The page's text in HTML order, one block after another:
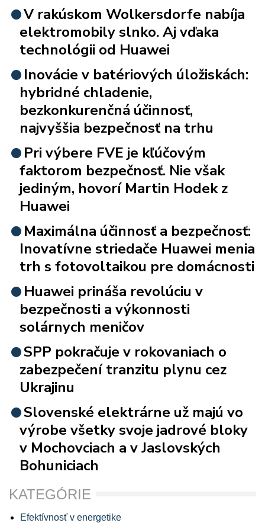
V rakúskom Wolkersdorfe nabíja
elektromobily slnko. Aj vďaka
technológii od Huawei
Inovácie v batériových úložiskách:
hybridné chladenie,
bezkonkurenčná účinnosť,
najvyššia bezpečnosť na trhu
Pri výbere FVE je kľúčovým
faktorom bezpečnosť. Nie však
jediným, hovorí Martin Hodek z
Huawei
Maximálna účinnosť a bezpečnosť:
Inovatívne striedače Huawei menia
trh s fotovoltaikou pre domácnosti
Huawei prináša revolúciu v
bezpečnosti a výkonnosti
solárnych meničov
SPP pokračuje v rokovaniach o
zabezpečení tranzitu plynu cez
Ukrajinu
Slovenské elektrárne už majú vo
výrobe všetky svoje jadrové bloky
v Mochovciach a v Jaslovských
Bohuniciach
KATEGÓRIE
Efektívnosť v energetike